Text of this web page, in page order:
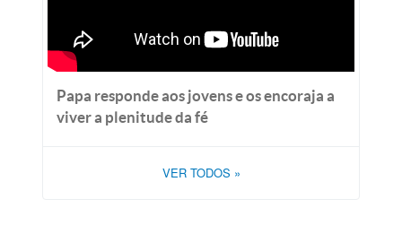
Papa responde aos jovens e os encoraja a
viver a plenitude da fé
VER TODOS »